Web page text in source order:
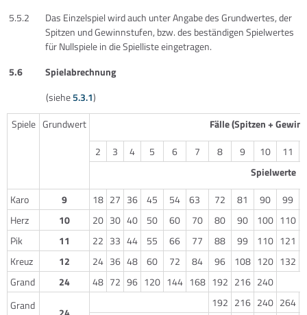
5.5.2
Das Einzelspiel wird auch unter Angabe des Grundwertes, der
Spitzen und Gewinnstufen, bzw. des beständigen Spielwertes
für Nullspiele in die Spielliste eingetragen.
5.6
Spielabrechnung
(siehe5.3.1)
Spiele Grundwert
Fälle (Spitzen +
2
3 4 5 6 7 8 9 10 11
Spielwerte
Karo
9 18 27 36 45 54 63 72 81 90 99
Herz
10 20 30 40 50 60 70 80 90 100 110
Pik
11 22 33 44 55 66 77 88 99 110 121
Kreuz
12 24 36 48 60 72 84 96 108 120 132
Grand
24 48 72 96 120 144 168 192 216 240
Grand
192 216 240 264